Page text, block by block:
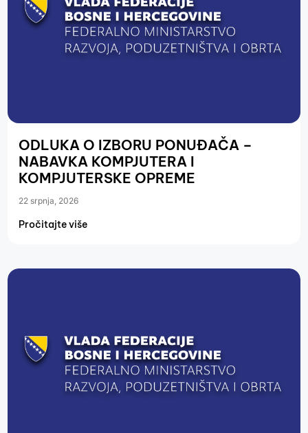
ODLUKA O IZBORU PONUĐAČA –
NABAVKA KOMPJUTERA I
KOMPJUTERSKE OPREME
22 srpnja, 2026
Pročitajte više